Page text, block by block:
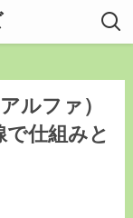
ルファ）
仕組みと